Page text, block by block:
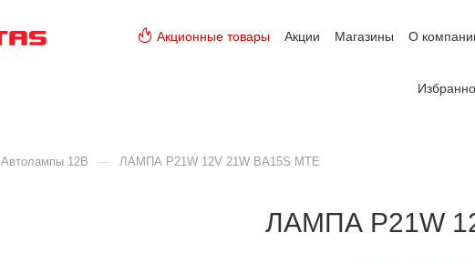
Акционные товары Акции Магазины О
Автолампы 12В — ЛАМПА P21W 12V 21W BA15S MTE
ЛАМПА P21W